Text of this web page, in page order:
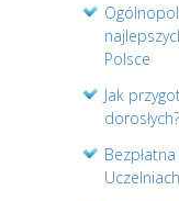
Polsce
Jak
dorosłych?